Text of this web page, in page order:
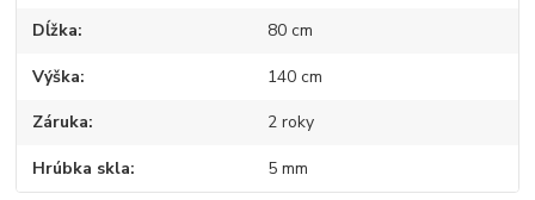
Dĺžka 80 cm
Výška 140 cm
Záruka 2 roky
Hrúbka skla 5 mm